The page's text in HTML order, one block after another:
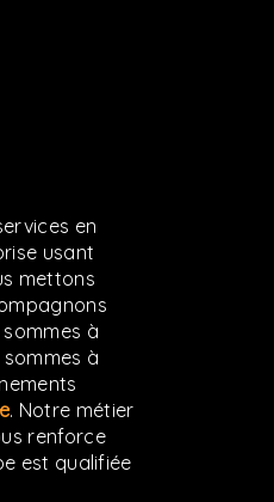
en
usant
mettons
à
sommes à
. Notre métier
renforce
est qualifiée